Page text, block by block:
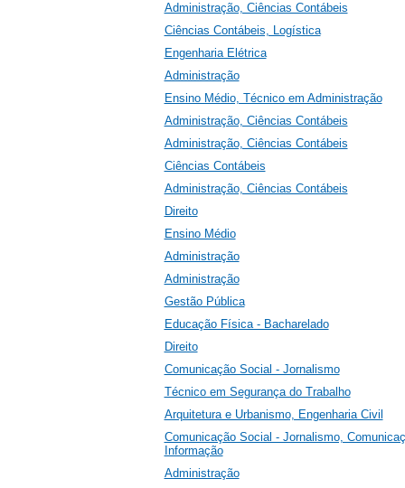
Administração, Ciências Contábeis
Ciências Contábeis, Logística
Engenharia Elétrica
Administração
Ensino Médio, Técnico em Administração
Administração, Ciências Contábeis
Administração, Ciências Contábeis
Ciências Contábeis
Administração, Ciências Contábeis
Direito
Ensino Médio
Administração
Administração
Gestão Pública
Educação Física - Bacharelado
Direito
Comunicação Social - Jornalismo
Técnico em Segurança do Trabalho
Arquitetura e Urbanismo, Engenharia Civil
Comunicação Social - Jornalismo,
Informação
Administração